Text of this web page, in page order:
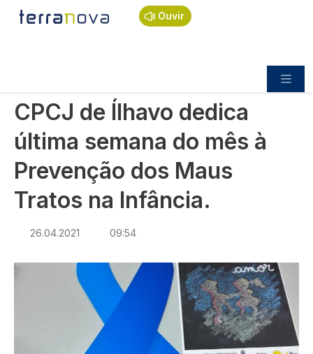
Passar para o conteúdo principal
Ouvir
Navegação estrutural
Início
Sociedade
CPCJ de Ílhavo dedica última semana do mês à
CPCJ de Ílhavo dedica
última semana do mês à
Prevenção dos Maus
Tratos na Infância.
26.04.2021 09:54